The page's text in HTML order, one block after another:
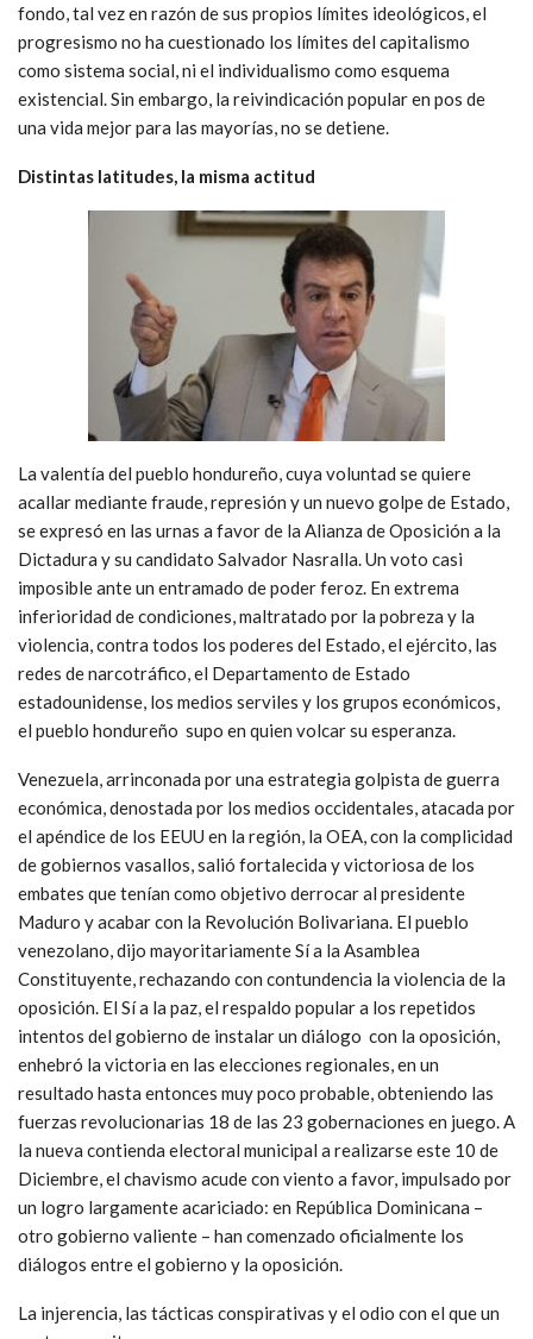
fondo, tal vez en razón de sus propios límites ideológicos, el
progresismo no ha cuestionado los límites del capitalismo
como sistema social, ni el individualismo como esquema
existencial. Sin embargo, la reivindicación popular en pos de
una vida mejor para las mayorías, no se detiene.
Distintas latitudes, la misma actitud
La valentía del pueblo hondureño, cuya voluntad se quiere
acallar mediante fraude, represión y un nuevo golpe de Estado,
se expresó en las urnas a favor de la Alianza de Oposición a la
Dictadura y su candidato Salvador Nasralla. Un voto casi
imposible ante un entramado de poder feroz. En extrema
inferioridad de condiciones, maltratado por la pobreza y la
violencia, contra todos los poderes del Estado, el ejército, las
redes de narcotráfico, el Departamento de Estado
estadounidense, los medios serviles y los grupos económicos,
el pueblo hondureño supo en quien volcar su esperanza.
Venezuela, arrinconada por una estrategia golpista de guerra
económica, denostada por los medios occidentales, atacada por
el apéndice de los EEUU en la región, la OEA, con la complicidad
de gobiernos vasallos, salió fortalecida y victoriosa de los
embates que tenían como objetivo derrocar al presidente
Maduro y acabar con la Revolución Bolivariana. El pueblo
venezolano, dijo mayoritariamente Sí a la Asamblea
Constituyente, rechazando con contundencia la violencia de la
oposición. El Sí a la paz, el respaldo popular a los repetidos
intentos del gobierno de instalar un diálogo con la oposición,
enhebró la victoria en las elecciones regionales, en un
resultado hasta entonces muy poco probable, obteniendo las
fuerzas revolucionarias 18 de las 23 gobernaciones en juego. A
la nueva contienda electoral municipal a realizarse este 10 de
Diciembre, el chavismo acude con viento a favor, impulsado por
un logro largamente acariciado: en República Dominicana –
otro gobierno valiente – han comenzado oficialmente los
diálogos entre el gobierno y la oposición.
La injerencia, las tácticas conspirativas y el odio con el que un